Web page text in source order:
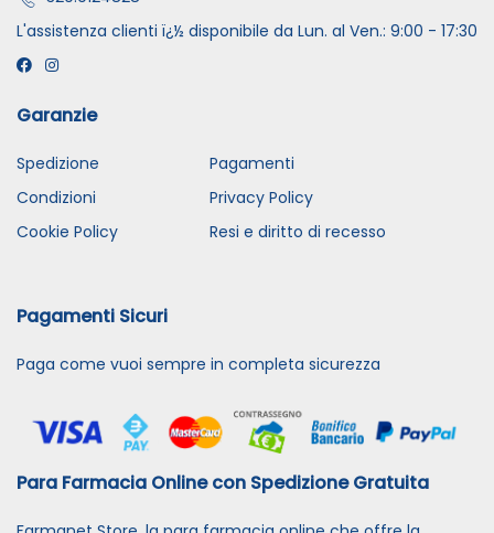
L'assistenza clienti ï¿½ disponibile da Lun. al Ven.: 9:00 - 17:30
Garanzie
Spedizione
Pagamenti
Condizioni
Privacy Policy
Cookie Policy
Resi e diritto di recesso
Pagamenti Sicuri
Paga come vuoi sempre in completa sicurezza
Para Farmacia Online con Spedizione Gratuita